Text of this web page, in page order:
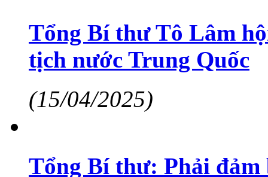
Tổng Bí thư Tô Lâm
tịch nước Trung Quốc
(15/04/2025)
Tổng Bí thư: Phải đảm